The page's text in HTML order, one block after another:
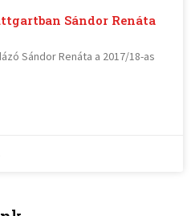
Sándor Renáta
Sándor Renáta a 2017/18-as